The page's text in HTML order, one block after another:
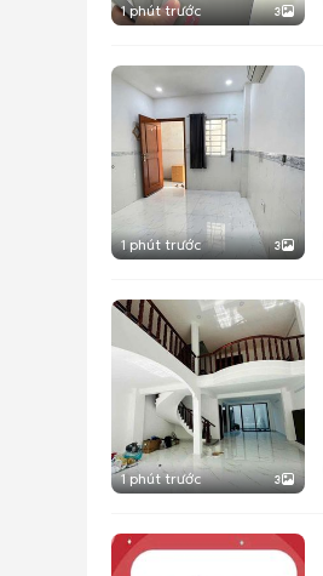
1 phút trước 3
1 phút trước 3
1 phút trước 3